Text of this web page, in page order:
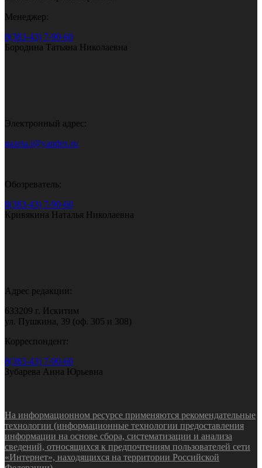
Менеджер:
8(383-43) 7-90-60
Бородина Татьяна Николаевна
Электронный адрес:
gazeta.i@yandex.ru
Обозреватель:
8(383-43) 7-90-60
Кривякина Наталья Николаевна
Адрес редакции:
633209 г. Искитим
ул. Пушкина, 39 (оф. 305 и 308)
Корреспондент:
8(383-43) 7-90-60
Зубарева Анна Юрьевна
На информационном ресурсе применяются рекомендательные
технологии (информационные технологии предоставления
информации на основе сбора, систематизации и анализа
сведений, относящихся к предпочтениям пользователей сети
«Интернет», находящихся на территории Российской